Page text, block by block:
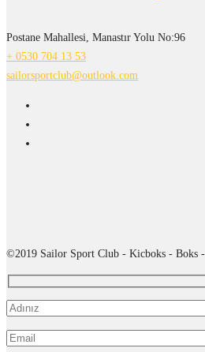
Postane Mahallesi, Manastır Yolu No:96
+ 0530 704 13 53
sailorsportclub@outlook.com
©2019 Sailor Sport Club - Kicboks - Boks